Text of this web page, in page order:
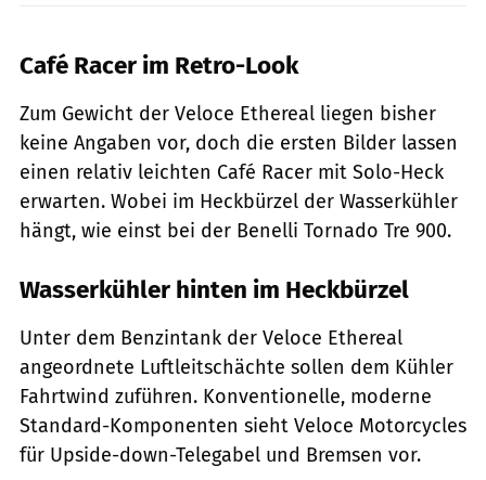
Café Racer im Retro-Look
Zum Gewicht der Veloce Ethereal liegen bisher
keine Angaben vor, doch die ersten Bilder lassen
einen relativ leichten Café Racer mit Solo-Heck
erwarten. Wobei im Heckbürzel der Wasserkühler
hängt, wie einst bei der Benelli Tornado Tre 900.
Wasserkühler hinten im Heckbürzel
Unter dem Benzintank der Veloce Ethereal
angeordnete Luftleitschächte sollen dem Kühler
Fahrtwind zuführen. Konventionelle, moderne
Standard-Komponenten sieht Veloce Motorcycles
für Upside-down-Telegabel und Bremsen vor.